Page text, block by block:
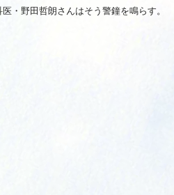
・野田哲朗さんはそう警鐘を鳴らす。